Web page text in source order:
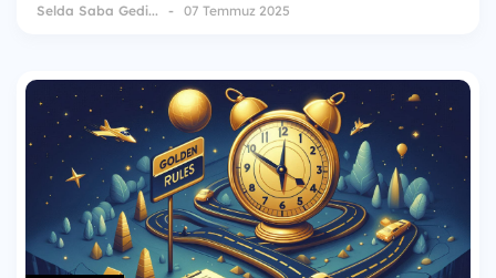
Selda Saba Gedi... 07 Temmuz 2025